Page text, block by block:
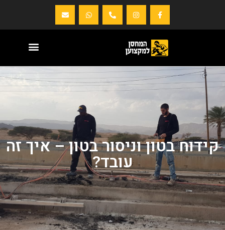
קידוח בטון וניסור בטון – איך זה
עובד?